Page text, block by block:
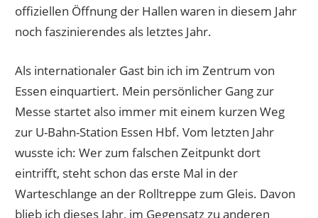
offiziellen Öffnung der Hallen waren in diesem Jahr
noch faszinierendes als letztes Jahr.
Als internationaler Gast bin ich im Zentrum von
Essen einquartiert. Mein persönlicher Gang zur
Messe startet also immer mit einem kurzen Weg
zur U-Bahn-Station Essen Hbf. Vom letzten Jahr
wusste ich: Wer zum falschen Zeitpunkt dort
eintrifft, steht schon das erste Mal in der
Warteschlange an der Rolltreppe zum Gleis. Davon
blieb ich dieses Jahr, im Gegensatz zu anderen